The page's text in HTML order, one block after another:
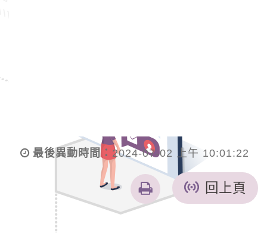
最後異動時間： 2024-07-02 上午 10:01:22
友
善
回上頁